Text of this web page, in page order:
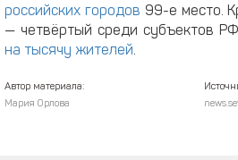
российских городов 99-е место.
— четвёртый среди субъектов
на тысячу жителей.
Автор материала:
Мария Орлова